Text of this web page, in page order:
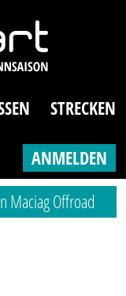
STRECKEN
ANMELDEN
Maciag Offroad